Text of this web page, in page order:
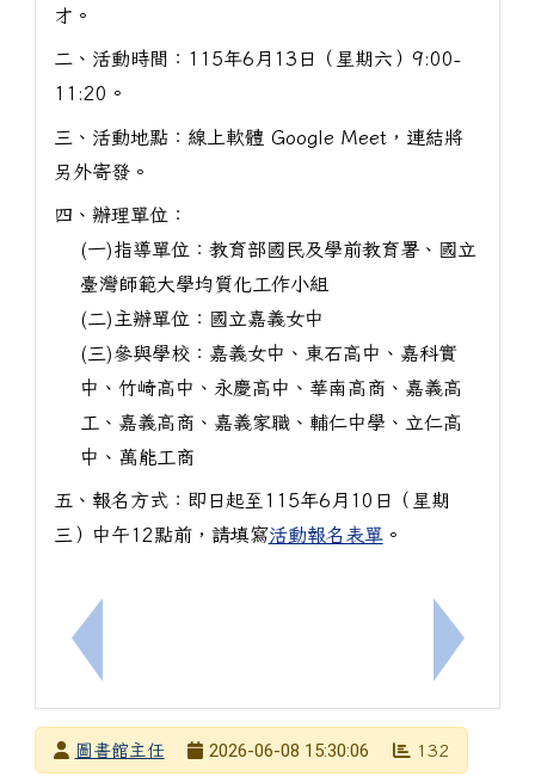
上一筆：轉知114學年度十二年國民基本教育課程綱
才。
二、活動時間：115年6月13日（星期六）9:00-
11:20。
三、活動地點：線上軟體 Google Meet，連結將
另外寄發。
四、辦理單位：
(一)指導單位：教育部國民及學前教育署、國立
臺灣師範大學均質化工作小組
(二)主辦單位：國立嘉義女中
(三)參與學校：嘉義女中、東石高中、嘉科實
中、竹崎高中、永慶高中、華南高商、嘉義高
工、嘉義高商、嘉義家職、輔仁中學、立仁高
中、萬能工商
五、報名方式：即日起至115年6月10日（星期
三）中午12點前，請填寫活動報名表單。
下一筆：
發布者圖書館主任
2026-06-08 15:30:06 132